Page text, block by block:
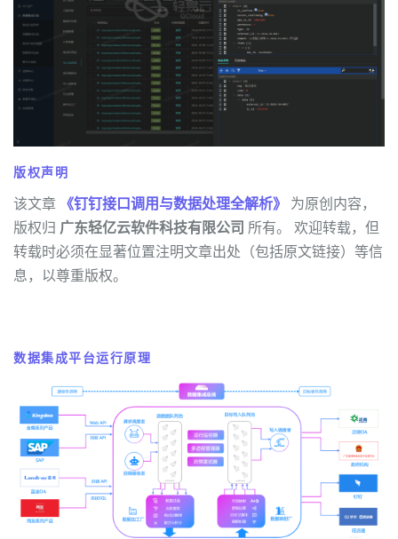
版权声明
该文章 《钉钉接口调用与数据处理全解析》 为原创内容，
版权归 广东轻亿云软件科技有限公司 所有。 欢迎转载，但
转载时必须在显著位置注明文章出处（包括原文链接）等信
息，以尊重版权。
数据集成平台运行原理